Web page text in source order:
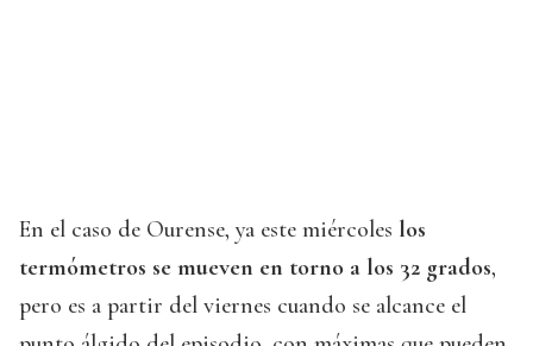
En el caso de Ourense, ya este miércoles los
termómetros se mueven en torno a los 32 grados,
pero es a partir del viernes cuando se alcance el